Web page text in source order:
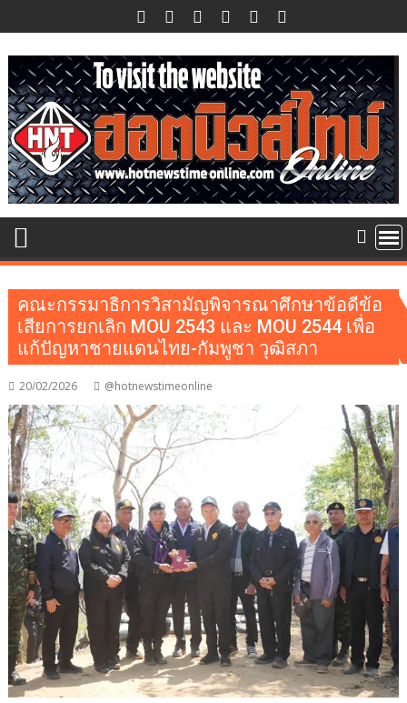
to
content
คณะกรรมาธิการวิสามัญพิจารณาศึกษาข้อดีข้อ
เสียการยกเลิก MOU 2543 และ MOU 2544 เพื่อ
แก้ปัญหาชายแดนไทย-กัมพูชา วุฒิสภา
20/02/2026 @hotnewstimeonline